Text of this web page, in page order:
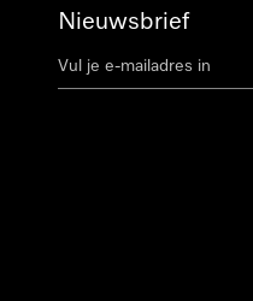
Nieuwsbrief